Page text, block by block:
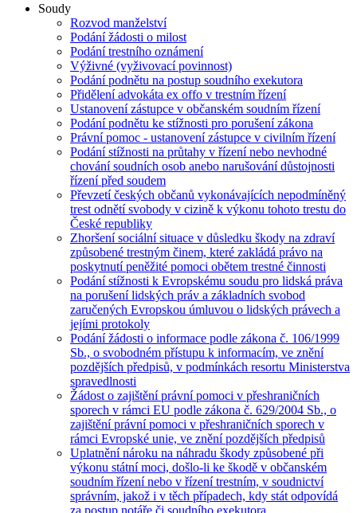
Soudy
Rozvod manželství
Podání žádosti o milost
Podání trestního oznámení
Výživné (vyživovací povinnost)
Podání podnětu na postup soudního exekutora
Přidělení advokáta ex offo v trestním řízení
Ustanovení zástupce v občanském soudním řízení
Podání podnětu ke stížnosti pro porušení zákona
Právní pomoc - ustanovení zástupce v civilním řízení
Podání stížnosti na průtahy v řízení nebo nevhodné
chování soudních osob anebo narušování důstojnosti
řízení před soudem
Převzetí českých občanů vykonávajících nepodmíněný
trest odnětí svobody v cizině k výkonu tohoto trestu do
České republiky
Zhoršení sociální situace v důsledku škody na zdraví
způsobené trestným činem, které zakládá právo na
poskytnutí peněžité pomoci obětem trestné činnosti
Podání stížnosti k Evropskému soudu pro lidská práva
na porušení lidských práv a základních svobod
zaručených Evropskou úmluvou o lidských právech a
jejími protokoly
Podání žádosti o informace podle zákona č. 106/1999
Sb., o svobodném přístupu k informacím, ve znění
pozdějších předpisů, v podmínkách resortu Ministerstva
spravedlnosti
Žádost o zajištění právní pomoci v přeshraničních
sporech v rámci EU podle zákona č. 629/2004 Sb., o
zajištění právní pomoci v přeshraničních sporech v
rámci Evropské unie, ve znění pozdějších předpisů
Uplatnění nároku na náhradu škody způsobené při
výkonu státní moci, došlo-li ke škodě v občanském
soudním řízení nebo v řízení trestním, v soudnictví
správním, jakož i v těch případech, kdy stát odpovídá
za postup notáře či soudního exekutora